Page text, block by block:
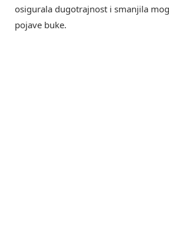
osigurala dugotrajnost i smanjila
pojave buke.